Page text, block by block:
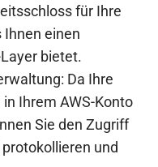
für Ihre
Ihnen einen
bietet.
Da Ihre
Ihrem AWS-Konto
Sie den Zugriff
und